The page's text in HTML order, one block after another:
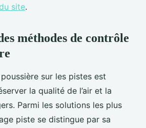
site.
méthodes de contrôle
sur les pistes est
la qualité de l’air et la
Parmi les solutions les plus
piste se distingue par sa